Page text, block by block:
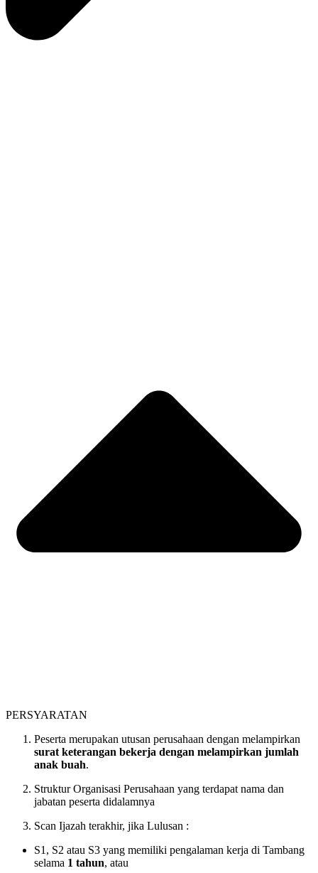
PERSYARATAN
Peserta merupakan utusan perusahaan dengan melampirkan
surat keterangan bekerja dengan melampirkan jumlah
anak buah.
Struktur Organisasi Perusahaan yang terdapat nama dan
jabatan peserta didalamnya
Scan Ijazah terakhir, jika Lulusan :
S1, S2 atau S3 yang memiliki pengalaman kerja di Tambang
selama 1 tahun, atau